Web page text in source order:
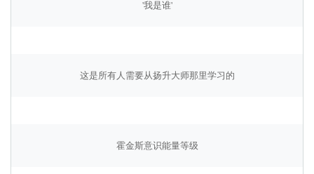
'我是谁'
这是所有人需要从扬升大师那里学习的
霍金斯意识能量等级